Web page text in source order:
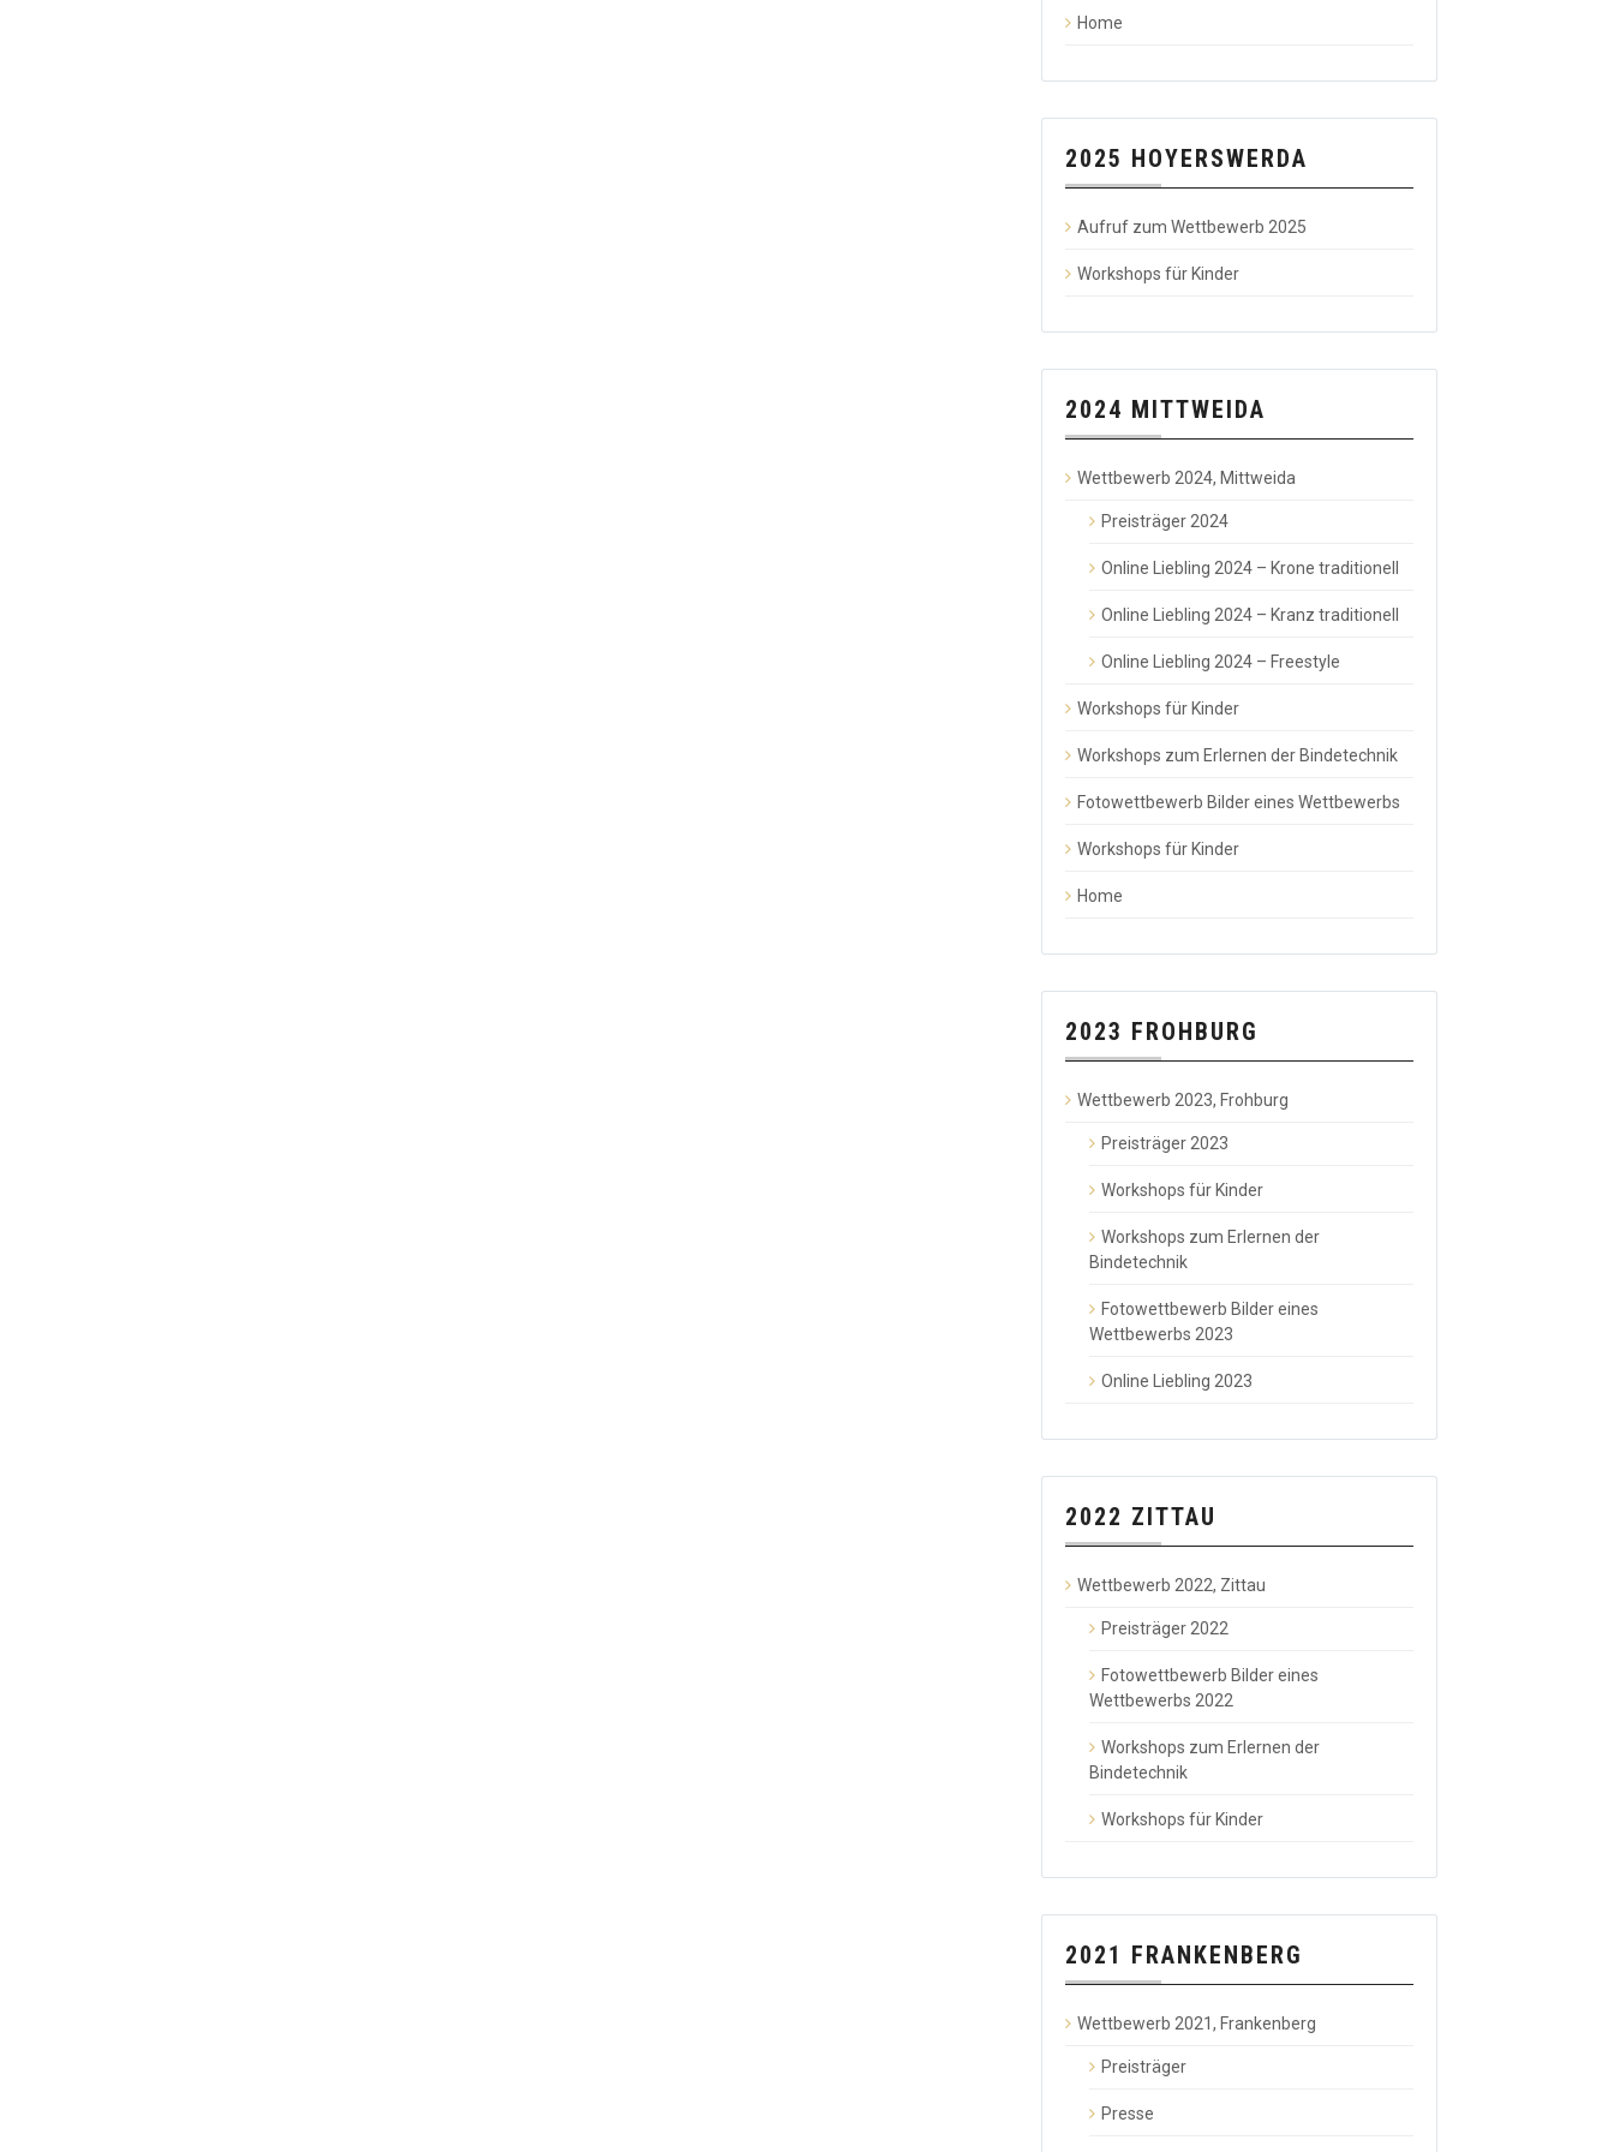
Home
2025 HOYERSWERDA
Aufruf zum Wettbewerb 2025
Workshops für Kinder
2024 MITTWEIDA
Wettbewerb 2024, Mittweida
Preisträger 2024
Online Liebling 2024 – Krone traditionell
Online Liebling 2024 – Kranz traditionell
Online Liebling 2024 – Freestyle
Workshops für Kinder
Workshops zum Erlernen der Bindetechnik
Fotowettbewerb Bilder eines Wettbewerbs
Workshops für Kinder
Home
2023 FROHBURG
Wettbewerb 2023, Frohburg
Preisträger 2023
Workshops für Kinder
Workshops zum Erlernen der
Bindetechnik
Fotowettbewerb Bilder eines
Wettbewerbs 2023
Online Liebling 2023
2022 ZITTAU
Wettbewerb 2022, Zittau
Preisträger 2022
Fotowettbewerb Bilder eines
Wettbewerbs 2022
Workshops zum Erlernen der
Bindetechnik
Workshops für Kinder
2021 FRANKENBERG
Wettbewerb 2021, Frankenberg
Preisträger
Presse